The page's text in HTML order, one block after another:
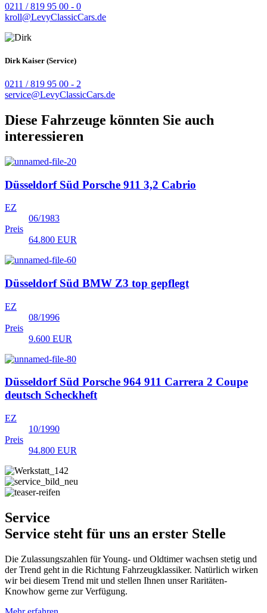
0211 / 819 95 00 - 0
kroll@LevyClassicCars.de
Dirk Kaiser (Service)
0211 / 819 95 00 - 2
service@LevyClassicCars.de
Diese Fahrzeuge könnten Sie auch
interessieren
Düsseldorf Süd Porsche 911 3,2 Cabrio
EZ
06/1983
Preis
64.800 EUR
Düsseldorf Süd BMW Z3 top gepflegt
EZ
08/1996
Preis
9.600 EUR
Düsseldorf Süd Porsche 964 911 Carrera 2 Coupe
deutsch Scheckheft
EZ
10/1990
Preis
94.800 EUR
Service
Service steht für uns an erster Stelle
Die Zulassungszahlen für Young- und Oldtimer wachsen stetig und
der Trend geht in die Richtung Fahrzeugklassiker. Natürlich wirken
wir bei diesem Trend mit und stellen Ihnen unser Raritäten-
Knowhow gerne zur Verfügung.